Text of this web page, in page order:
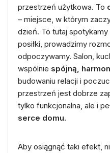
przestrzeń użytkowa. To
– miejsce, w którym
dzień. To tutaj
posiłki, prowadzimy
odpoczywamy. Salon,
wspólnie spójną,
budowaniu relacji i
przestrzeń jest dobrze
tylko funkcjonalna, ale i
serce domu.
Aby osiągnąć taki efekt,